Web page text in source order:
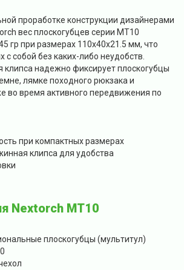
проработке конструкции дизайнерами
вес плоскогубцев серии MT10
гр при размерах 110x40x21.5 мм, что
с собой без каких-либо неудобств.
клипса надежно фиксирует плоскогубцы
лямке походного рюкзака и
во время активного передвижения по
при компактных размерах
клипса для удобства
Nextorch MT10
плоскогубцы (мультитул)